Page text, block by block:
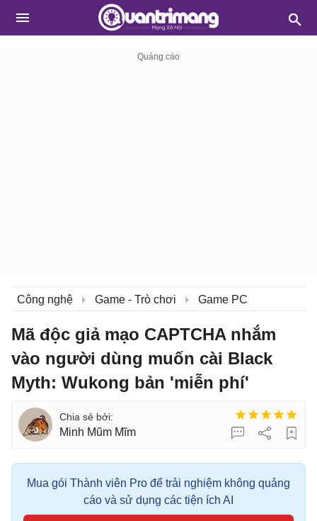
Công nghệ Game - Trò chơi Game PC
Mã độc giả mạo CAPTCHA nhắm
vào người dùng muốn cài Black
Myth: Wukong bản 'miễn phí'
Minh Mũm Mĩm
Mua gói Thành viên Pro để trải nghiệm không quảng
cáo và sử dụng các tiện ích AI